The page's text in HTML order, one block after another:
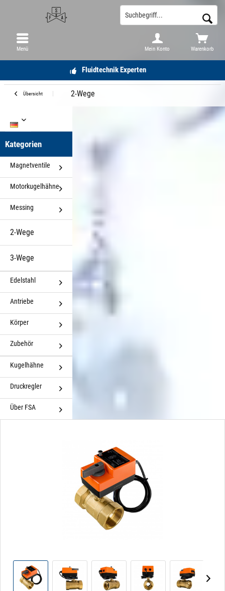
Fluidtechnik Experten
Warenkorb
Mein Konto
Menü
Übersicht 2-Wege
Kategorien
Magnetventile
Motorkugelhähne
Messing
2-Wege
3-Wege
Edelstahl
Antriebe
Körper
Zubehör
Kugelhähne
Druckregler
Über FSA